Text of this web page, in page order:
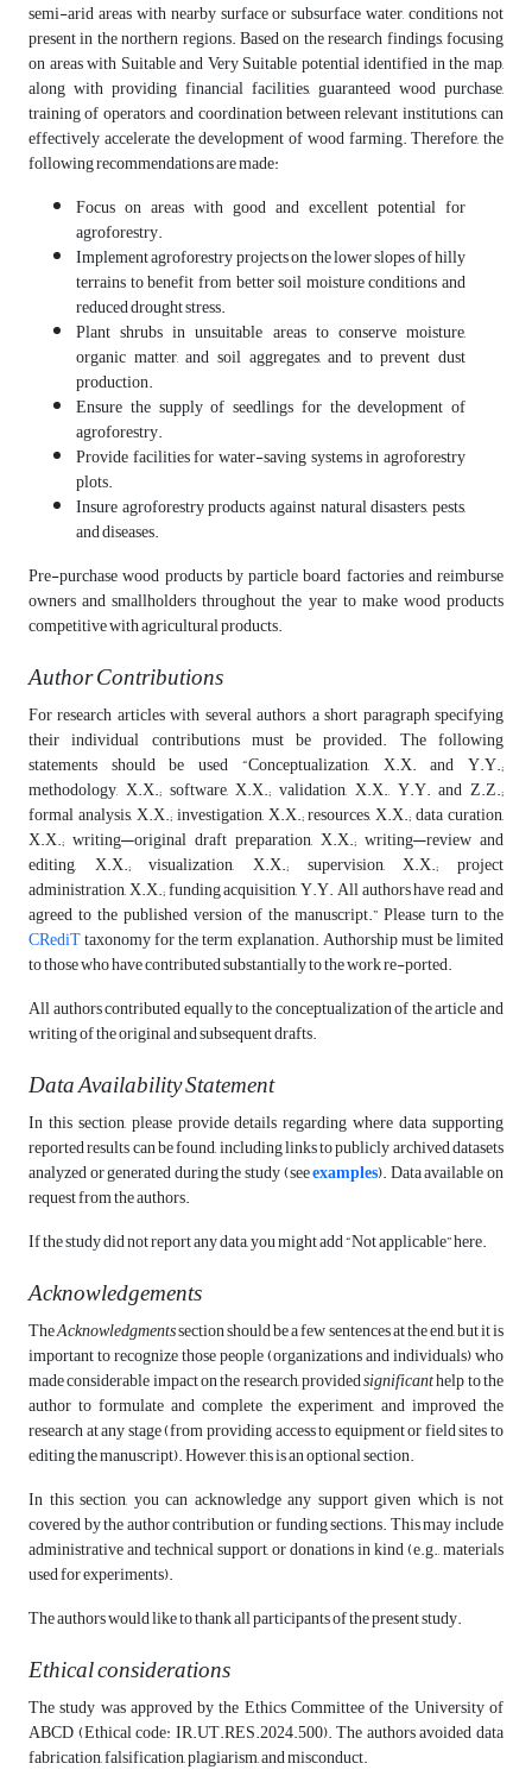
semi-arid areas with nearby surface or subsurface water, conditions not
present in the northern regions. Based on the research findings, focusing
on areas with Suitable and Very Suitable potential identified in the map,
along with providing financial facilities, guaranteed wood purchase,
training of operators, and coordination between relevant institutions, can
effectively accelerate the development of wood farming. Therefore, the
following recommendations are made:
Focus on areas with good and excellent potential for
agroforestry.
Implement agroforestry projects on the lower slopes of hilly
terrains to benefit from better soil moisture conditions and
reduced drought stress.
Plant shrubs in unsuitable areas to conserve moisture,
organic matter, and soil aggregates, and to prevent dust
production.
Ensure the supply of seedlings for the development of
agroforestry.
Provide facilities for water-saving systems in agroforestry
plots.
Insure agroforestry products against natural disasters, pests,
and diseases.
Pre-purchase wood products by particle board factories and reimburse
owners and smallholders throughout the year to make wood products
competitive with agricultural products.
Author Contributions
For research articles with several authors, a short paragraph specifying
their individual contributions must be provided. The following
statements should be used “Conceptualization, X.X. and Y.Y.;
methodology, X.X.; software, X.X.; validation, X.X., Y.Y. and Z.Z.;
formal analysis, X.X.; investigation, X.X.; resources, X.X.; data curation,
X.X.; writing—original draft preparation, X.X.; writing—review and
editing, X.X.; visualization, X.X.; supervision, X.X.; project
administration, X.X.; funding acquisition, Y.Y. All authors have read and
agreed to the published version of the manuscript.” Please turn to the
CRediTtaxonomy for the term explanation. Authorship must be limited
to those who have contributed substantially to the work re-ported.
All authors contributed equally to the conceptualization of the article and
writing of the original and subsequent drafts.
Data Availability Statement
In this section, please provide details regarding where data supporting
reported results can be found, including links to publicly archived datasets
analyzed or generated during the study (seeexamples). Data available on
request from the authors.
If the study did not report any data, you might add “Not applicable” here.
Acknowledgements
TheAcknowledgmentssection should be a few sentences at the end, but it is
important to recognize those people (organizations and individuals) who
made considerable impact on the research, providedsignificanthelp to the
author to formulate and complete the experiment, and improved the
research at any stage (from providing access to equipment or field sites to
editing the manuscript). However, this is an optional section.
In this section, you can acknowledge any support given which is not
covered by the author contribution or funding sections. This may include
administrative and technical support, or donations in kind (e.g., materials
used for experiments).
The authors would like to thank all participants of the present study.
Ethical considerations
The study was approved by the Ethics Committee of the University of
ABCD (Ethical code: IR.UT.RES.2024.500). The authors avoided data
fabrication, falsification, plagiarism, and misconduct.